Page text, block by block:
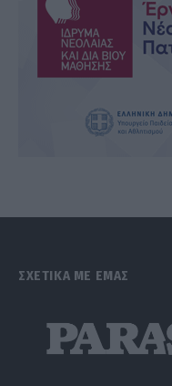
ΣΧΕΤΙΚΑ ΜΕ ΕΜΑΣ